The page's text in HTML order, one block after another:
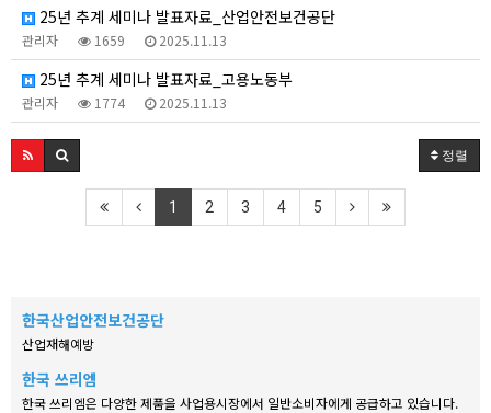
25년 추계 세미나 발표자료_산업안전보건공단
관리자 1659 2025.11.13
25년 추계 세미나 발표자료_고용노동부
관리자 1774 2025.11.13
정렬
1 2 3 4 5
한국산업안전보건공단
산업재해예방
한국 쓰리엠
한국 쓰리엠은 다양한 제품을 사업용시장에서 일반소비자에게 공급하고 있습니다.